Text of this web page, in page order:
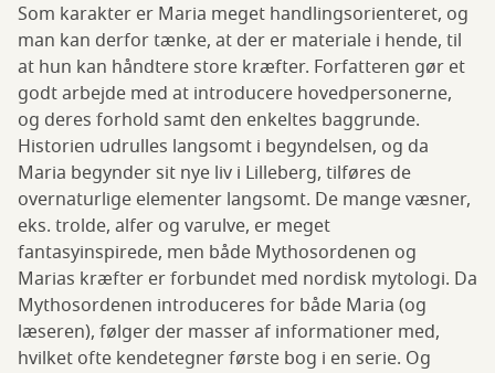
Som karakter er Maria meget handlingsorienteret, og
man kan derfor tænke, at der er materiale i hende, til
at hun kan håndtere store kræfter. Forfatteren gør et
godt arbejde med at introducere hovedpersonerne,
og deres forhold samt den enkeltes baggrunde.
Historien udrulles langsomt i begyndelsen, og da
Maria begynder sit nye liv i Lilleberg, tilføres de
overnaturlige elementer langsomt. De mange væsner,
eks. trolde, alfer og varulve, er meget
fantasyinspirede, men både Mythosordenen og
Marias kræfter er forbundet med nordisk mytologi. Da
Mythosordenen introduceres for både Maria (og
læseren), følger der masser af informationer med,
hvilket ofte kendetegner første bog i en serie. Og